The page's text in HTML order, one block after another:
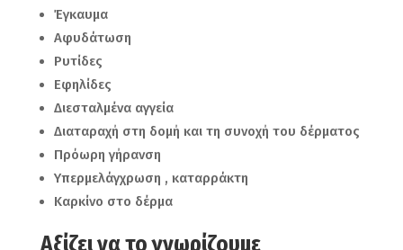
Έγκαυμα
Αφυδάτωση
Ρυτίδες
Εφηλίδες
Διεσταλμένα αγγεία
Διαταραχή στη δομή και τη συνοχή του δέρματος
Πρόωρη γήρανση
Υπερμελάγχρωση , καταρράκτη
Καρκίνο στο δέρμα
Αξίζει να το γνωρίζουμε